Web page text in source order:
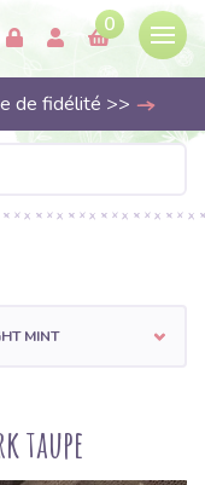
0
de fidélité >>
MINT
taupe